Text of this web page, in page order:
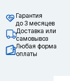
Гарантия
до 3 месяцев
Доставка или
самовывоз
Любая форма
оплаты